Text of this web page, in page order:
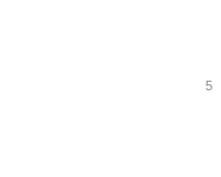
5